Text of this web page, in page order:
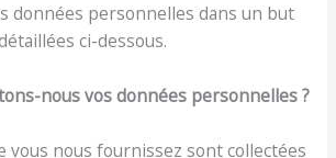
données personnelles dans un but
ci-dessous.
nous vos données personnelles ?
vous nous fournissez sont collectées